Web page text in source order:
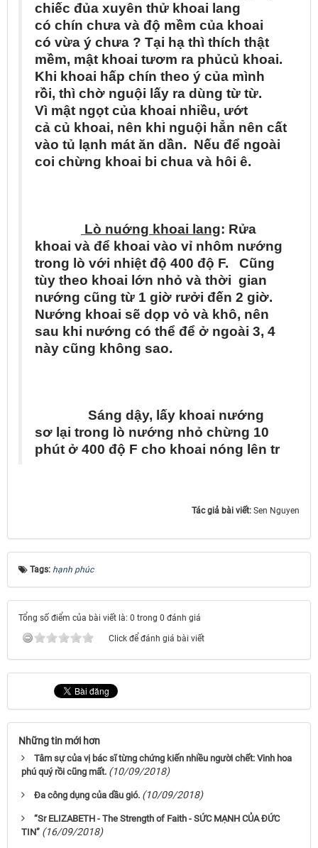
chiếc đủa xuyên thử khoai lang
có chín chưa và độ mềm của khoai
có vừa ý chưa ? Tại hạ thì thích thật
mềm, mật khoai tươm ra phủcủ khoai.
Khi khoai hấp chín theo ý của mình
rồi, thì chờ nguội l ấy ra d ùng từ từ.
Vì mật ngọt của khoai nhiều, ướt
cả củ khoai, nên khi nguội hẳn nên cất
vào tủ lạnh mát ăn dần. Nếu để ngoài
coi chừng khoai bi chua và hôi ê.
Lò nuớng khoai lang: Rửa
khoai và để khoai vào vỉ nhôm nướng
trong l ò với nhiệt độ 400 độ F. Cũng
tùy theo khoai l ớn nhỏ và thời gian
nướng cũng từ 1 giờ rưởi đến 2 giờ.
Nướng khoai sẽ dọp vỏ và khô, nên
sau khi nướng có thể để ở ngoài 3, 4
này cũng không sao.
Sáng dậy, l ấy khoai nướng
sơ ại trong l ò nướng nhỏ chừng 10
phút ở 400 độ F cho khoai nóng l ên tr
Tác giả bài viết: Sen Nguyen
Tags: hạnh phúc
Tổng số điểm của bài viết là: 0 trong 0 đánh giá
Click để đánh giá bài viết
Những tin mới hơn
Tâm sự của vị bác sĩ từng chứng kiến nhiều người chết: Vinh hoa
phú quý rồi cũng mất. (10/09/2018)
Đa công dụng của dầu gió. (10/09/2018)
“Sr ELIZABETH - The Strength of Faith - SỨC MẠNH CỦA ĐỨC
TIN” (16/09/2018)